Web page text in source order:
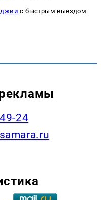
с быстрым выездом
24